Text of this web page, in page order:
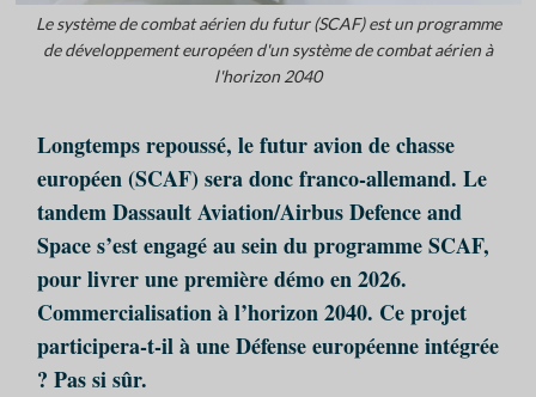
Le système de combat aérien du futur (SCAF) est un programme
de développement européen d'un système de combat aérien à
l'horizon 2040
Longtemps repoussé, le futur avion de chasse
européen (SCAF) sera donc franco-allemand. Le
tandem Dassault Aviation/Airbus Defence and
Space s’est engagé au sein du programme SCAF,
pour livrer une première démo en 2026.
Commercialisation à l’horizon 2040. Ce projet
participera-t-il à une Défense européenne intégrée
? Pas si sûr.